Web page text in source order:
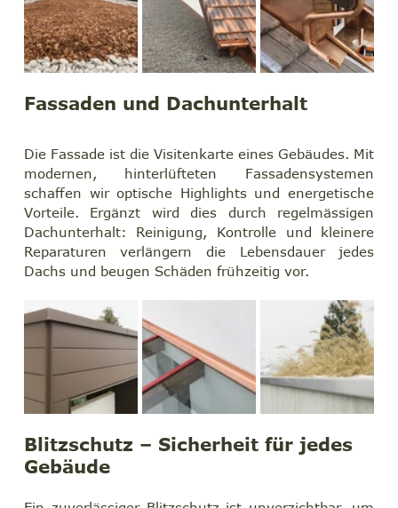
Fassaden und Dachunterhalt
Die Fassade ist die Visitenkarte eines Gebäudes. Mit
modernen, hinterlüfteten Fassadensystemen
schaffen wir optische Highlights und energetische
Vorteile. Ergänzt wird dies durch regelmässigen
Dachunterhalt: Reinigung, Kontrolle und kleinere
Reparaturen verlängern die Lebensdauer jedes
Dachs und beugen Schäden frühzeitig vor.
Blitzschutz – Sicherheit für jedes
Gebäude